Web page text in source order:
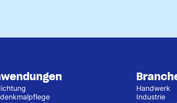
Handwerk
Industrie